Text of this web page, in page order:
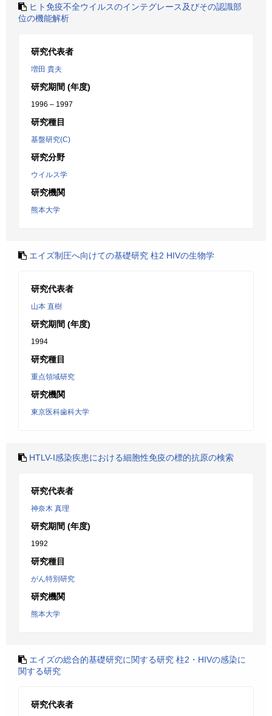
ヒト免疫不全ウイルスのインテグレース及びその認識部
位の機能解析
研究代表者
増田 貴夫
研究期間 (年度)
1996 – 1997
研究種目
基盤研究(C)
研究分野
ウイルス学
研究機関
熊本大学
エイズ制圧へ向けての基礎研究 柱2 HIVの生物学
研究代表者
山本 直樹
研究期間 (年度)
1994
研究種目
重点領域研究
研究機関
東京医科歯科大学
HTLV-I感染疾患における細胞性免疫の標的抗原の検索
研究代表者
神奈木 真理
研究期間 (年度)
1992
研究種目
がん特別研究
研究機関
熊本大学
エイズの総合的基礎研究に関する研究 柱2・HIVの感染に
関する研究
研究代表者